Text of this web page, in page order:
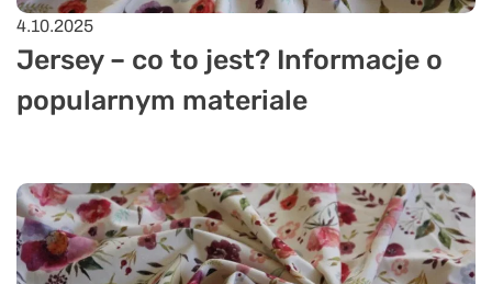
4.10.2025
Jersey – co to jest? Informacje o
popularnym materiale